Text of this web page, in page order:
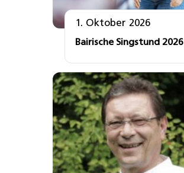
1. Oktober 2026
Bairische Singstund 2026